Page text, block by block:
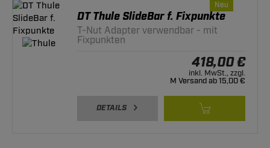
Neu
DT Thule SlideBar f. Fixpunkte
T-Nut Adapter verwendbar - mit
Fixpunkten
418,00 €
inkl. MwSt., zzgl.
M Versand ab 15,00 €
DETAILS